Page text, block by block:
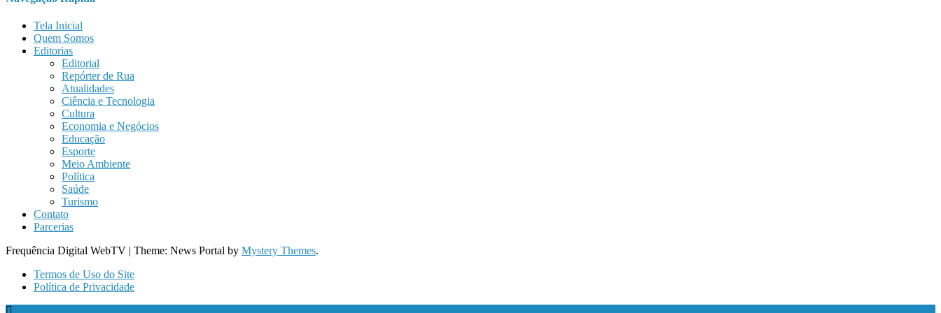
Tela Inicial
Quem Somos
Editorias
Editorial
Repórter de Rua
Atualidades
Ciência e Tecnologia
Cultura
Economia e Negócios
Educação
Esporte
Meio Ambiente
Política
Saúde
Turismo
Contato
Parcerias
Frequência Digital WebTV | Theme: News Portal by Mystery Themes.
Termos de Uso do Site
Política de Privacidade